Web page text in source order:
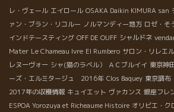
レ・ヴェール エイロール OSAKA Daikin KIMURA san
ァン・ブラン・リコルー ノルマンディー地方 ロゼ・そ
インドテースティング OFF DE OUFF シャルドネ
Mater Le Chameau Ivre El Rumbero サロン・リレエル
レヌーヴォー シャ(猫のラベル） ＡＣブルイイ 東京神
ーズ・エルミタージュ 2016年 Clos Baquey 東京調布
2017年の収穫情報 キュイエット ヴァカンス 銀座フレ
ESPOA Yorozuya et Richeaume Histoire オリビエ・ク